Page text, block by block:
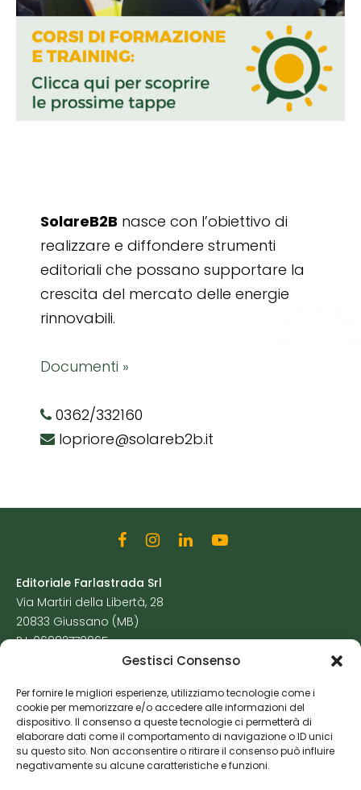
Gestisci Consenso
Per fornire le migliori esperienze, utilizziamo tecnologie come i
cookie per memorizzare e/o accedere alle informazioni del
dispositivo. Il consenso a queste tecnologie ci permetterà di
elaborare dati come il comportamento di navigazione o ID unici
su questo sito. Non acconsentire o ritirare il consenso può influire
negativamente su alcune caratteristiche e funzioni.
SolareB2B nasce con l’obiettivo di
realizzare e diffondere strumenti
editoriali che possano supportare la
crescita del mercato delle energie
rinnovabili.
Documenti »
0362/332160
lopriore@solareb2b.it
Editoriale Farlastrada Srl
Via Martiri della Libertà, 28
20833 Giussano (MB)
P.I. 06982770965
Cookie Policy
Risorse Aggiuntive